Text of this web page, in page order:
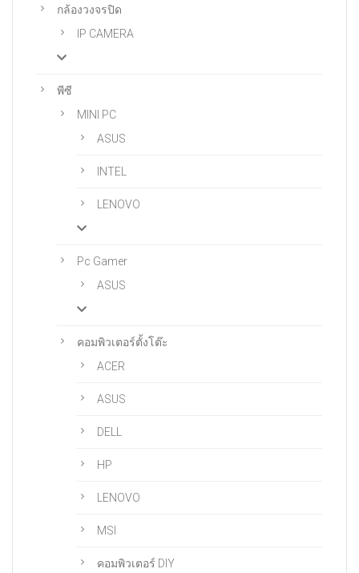
กล้องวงจรปิด
IP CAMERA
พีซี
MINI PC
ASUS
INTEL
LENOVO
Pc Gamer
ASUS
คอมพิวเตอร์ตั้งโต๊ะ
ACER
ASUS
DELL
HP
LENOVO
MSI
คอมพิวเตอร์ DIY